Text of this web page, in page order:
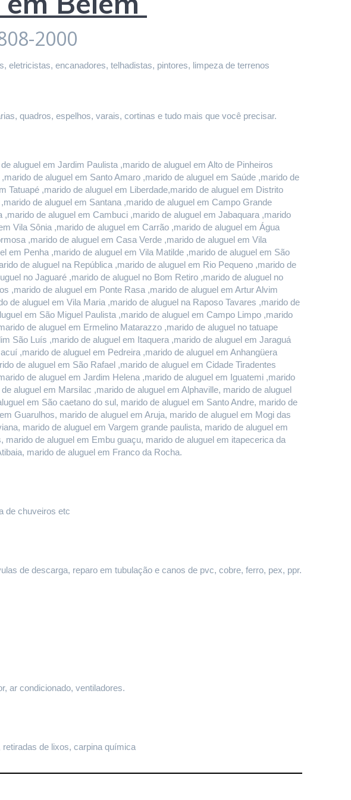
2000
eletricistas, encanadores, telhadistas, pintores, limpeza de terrenos
quadros, espelhos, varais, cortinas e tudo mais que você precisar.
aluguel em Jardim Paulista ,marido de aluguel em Alto de Pinheiros
de aluguel em Santo Amaro ,marido de aluguel em Saúde ,marido de
,marido de aluguel em Liberdade,marido de aluguel em Distrito
de aluguel em Santana ,marido de aluguel em Campo Grande
de aluguel em Cambuci ,marido de aluguel em Jabaquara ,marido
Vila Sônia ,marido de aluguel em Carrão ,marido de aluguel em Água
,marido de aluguel em Casa Verde ,marido de aluguel em Vila
em Penha ,marido de aluguel em Vila Matilde ,marido de aluguel em São
de aluguel na República ,marido de aluguel em Rio Pequeno ,marido de
no Jaguaré ,marido de aluguel no Bom Retiro ,marido de aluguel no
,marido de aluguel em Ponte Rasa ,marido de aluguel em Artur Alvim
de aluguel em Vila Maria ,marido de aluguel na Raposo Tavares ,marido de
em São Miguel Paulista ,marido de aluguel em Campo Limpo ,marido
de aluguel em Ermelino Matarazzo ,marido de aluguel no tatuape
São Luís ,marido de aluguel em Itaquera ,marido de aluguel em Jaraguá
,marido de aluguel em Pedreira ,marido de aluguel em Anhangüera
de aluguel em São Rafael ,marido de aluguel em Cidade Tiradentes
de aluguel em Jardim Helena ,marido de aluguel em Iguatemi ,marido
aluguel em Marsilac ,marido de aluguel em Alphaville, marido de aluguel
em São caetano do sul, marido de aluguel em Santo Andre, marido de
Guarulhos, marido de aluguel em Aruja, marido de aluguel em Mogi das
marido de aluguel em Vargem grande paulista, marido de aluguel em
de aluguel em Embu guaçu, marido de aluguel em itapecerica da
marido de aluguel em Franco da Rocha.
de chuveiros etc
de descarga, reparo em tubulação e canos de pvc, cobre, ferro, pex, ppr.
ar condicionado, ventiladores.
de lixos, carpina química